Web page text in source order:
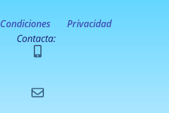
Condiciones
Privacidad
Contacta: